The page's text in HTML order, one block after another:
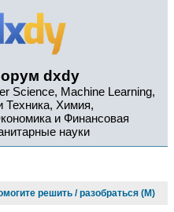
dxdy
Science, Machine Learning,
Техника, Химия,
и Финансовая
науки
решить / разобраться (М)